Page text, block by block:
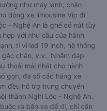
như máy lạnh, chăn
dòng xe limousine Vip đi
- Nghệ An là ghế có nút tùy
với nhu cầu của hành
ti vi led 19 inch, hệ thống
chân, v.v.. Nhằm đáp
thoải mái nhất cho hành
gọn, đa số các hãng xe
đều hỗ trợ trung chuyển
thành Nghi Lộc - Nghệ An.
ra bến xe để đi, chỉ cần